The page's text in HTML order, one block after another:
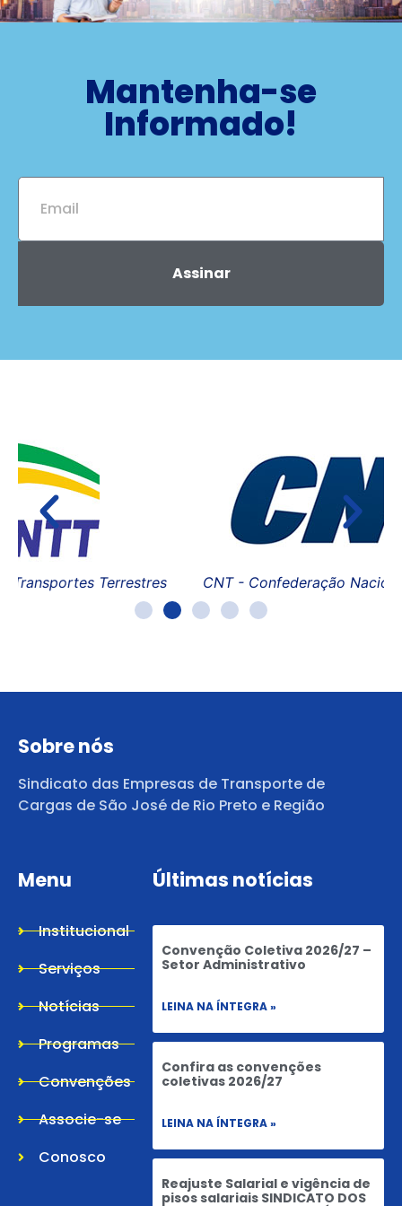
Mantenha-se
Informado!
Assinar
CNT - Confederação Nacional do Transporte
Sobre nós
Sindicato das Empresas de Transporte de
Cargas de São José de Rio Preto e Região
Menu
Institucional
Serviços
Notícias
Programas
Convenções
Associe-se
Conosco
Últimas notícias
Convenção Coletiva 2026/27 –
Setor Administrativo
LEINA NA ÍNTEGRA »
Confira as convenções
coletivas 2026/27
LEINA NA ÍNTEGRA »
Reajuste Salarial e vigência de
pisos salariais SINDICATO DOS